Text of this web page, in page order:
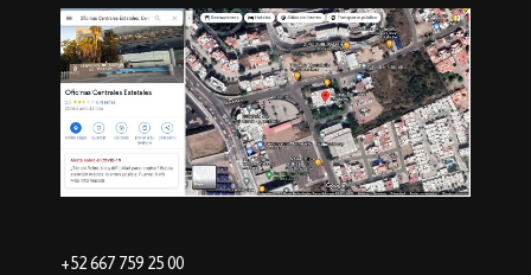
+52 667 759 25 00